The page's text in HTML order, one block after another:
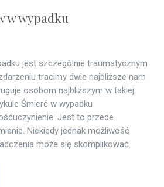
w wypadku
jest szczególnie traumatycznym
tracimy dwie najbliższe nam
osobom najbliższym w takiej
Śmierć w wypadku
Jest to przede
Niekiedy jednak możliwość
może się skomplikować.